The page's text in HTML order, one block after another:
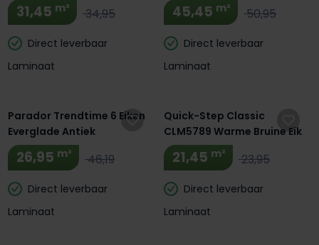
31,45 m² 34,95
Direct leverbaar
Laminaat
45,45 m² 50,95
Direct leverbaar
Laminaat
Parador Trendtime 6 Eiken
Everglade Antiek
26,95 m² 46,19
Direct leverbaar
Laminaat
Quick-Step Classic
CLM5789 Warme Bruine Eik
21,45 m² 23,95
Direct leverbaar
Laminaat